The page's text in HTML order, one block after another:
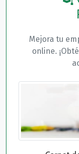
Mejora tu
online.